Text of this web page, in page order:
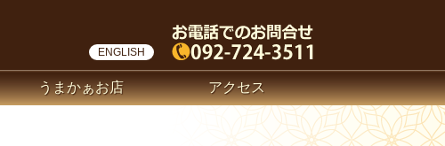
ENGLISH
うまかぁお店 アクセス